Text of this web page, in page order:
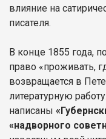
влияние на
писателя.
В конце 1855 года,
право «проживать,
возвращается в
литературную
написаны
«надворного